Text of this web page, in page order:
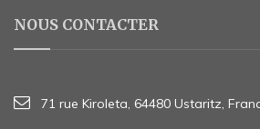
NOUS CONTACTER
71 rue Kiroleta, 64480 Ustaritz,